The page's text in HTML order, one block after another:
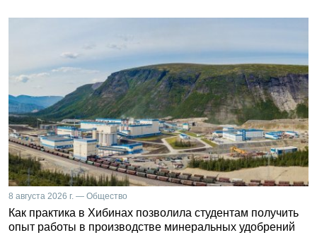
8 августа 2026 г. — Общество
Как практика в Хибинах позволила студентам получить
опыт работы в производстве минеральных удобрений